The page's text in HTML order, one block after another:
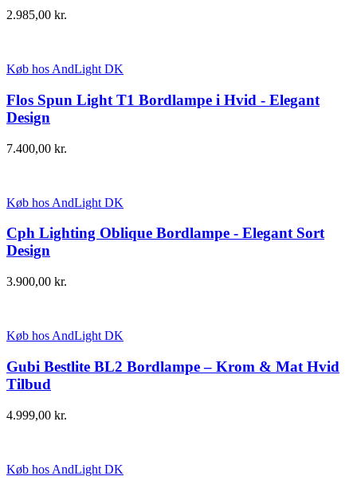
2.985,00 kr.
Køb hos AndLight DK
Flos Spun Light T1 Bordlampe i Hvid - Elegant
Design
7.400,00 kr.
Køb hos AndLight DK
Cph Lighting Oblique Bordlampe - Elegant Sort
Design
3.900,00 kr.
Køb hos AndLight DK
Gubi Bestlite BL2 Bordlampe – Krom & Mat Hvid
Tilbud
4.999,00 kr.
Køb hos AndLight DK